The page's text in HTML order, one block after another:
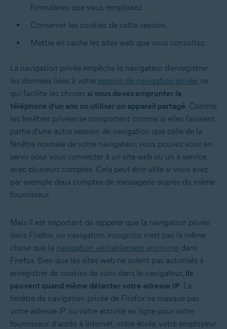
formulaires que vous remplissez.
Conserver les cookies de cette session.
Mettre en cache les sites web que vous consultez.
La navigation privée empêche le navigateur d’enregistrer
les données liées à votre session de navigation privée, ce
qui facilite les choses si vous devez emprunter le
téléphone d’un ami ou utiliser un appareil partagé. Comme
les fenêtres privées se comportent comme si elles faisaient
partie d’une autre session de navigation que celle de la
fenêtre normale de votre navigateur, vous pouvez vous en
servir pour vous connecter à un site web ou un à service
avec plusieurs comptes. Cela peut être utile si vous avez
par exemple deux comptes de messagerie auprès du même
fournisseur.
Mais il est important de rappeler que la navigation privée
dans Firefox, ou navigation incognito, n’est pas la même
chose que la navigation véritablement anonyme dans
Firefox. Bien que les sites web ne soient pas autorisés à
enregistrer de cookies de suivi dans le navigateur, ils
peuvent quand même détecter votre adresse IP. La
fenêtre de navigation privée de Firefox ne masque pas
votre adresse IP ou votre activité en ligne pour votre
fournisseur d’accès à Internet, votre école, votre employeur